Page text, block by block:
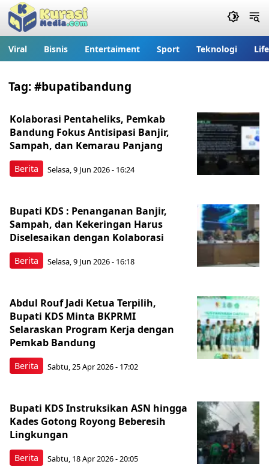
Viral Bisnis Entertaiment Sport Teknologi
Tag:#bupatibandung
Berita
Kolaborasi Pentaheliks, Pemkab
Bandung Fokus Antisipasi Banjir,
Sampah, dan Kemarau Panjang
Selasa, 9 Jun 2026 - 16:24
Berita
Bupati KDS : Penanganan Banjir,
Sampah, dan Kekeringan Harus
Diselesaikan dengan Kolaborasi
Selasa, 9 Jun 2026 - 16:18
Berita
Abdul Rouf Jadi Ketua Terpilih,
Bupati KDS Minta BKPRMI
Selaraskan Program Kerja dengan
Pemkab Bandung
Sabtu, 25 Apr 2026 - 17:02
Berita
Bupati KDS Instruksikan ASN hingga
Kades Gotong Royong Beberesih
Lingkungan
Sabtu, 18 Apr 2026 - 20:05